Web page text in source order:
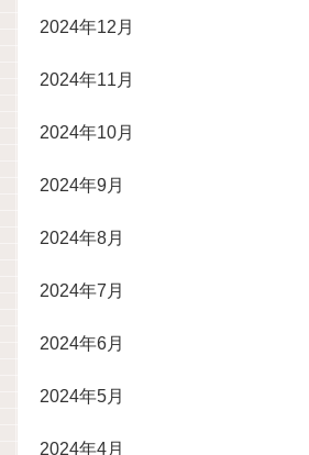
2024年12月
2024年11月
2024年10月
2024年9月
2024年8月
2024年7月
2024年6月
2024年5月
2024年4月